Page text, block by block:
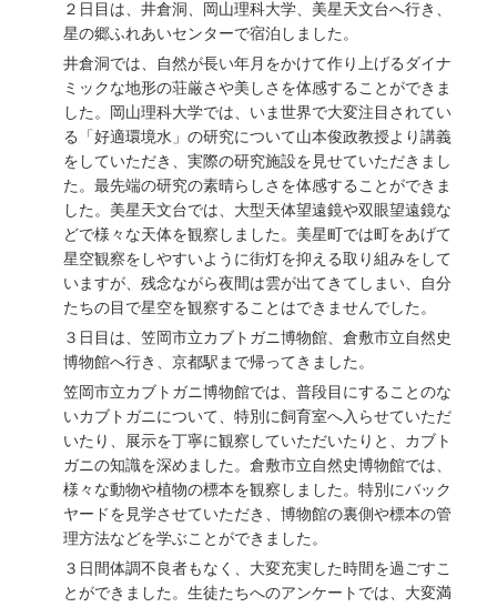
２日目は、井倉洞、岡山理科大学、美星天文台へ行き、
星の郷ふれあいセンターで宿泊しました。
井倉洞では、自然が長い年月をかけて作り上げるダイナ
ミックな地形の荘厳さや美しさを体感することができま
した。岡山理科大学では、いま世界で大変注目されてい
る「好適環境水」の研究について山本俊政教授より講義
をしていただき、実際の研究施設を見せていただきまし
た。最先端の研究の素晴らしさを体感することができま
した。美星天文台では、大型天体望遠鏡や双眼望遠鏡な
どで様々な天体を観察しました。美星町では町をあげて
星空観察をしやすいように街灯を抑える取り組みをして
いますが、残念ながら夜間は雲が出てきてしまい、自分
たちの目で星空を観察することはできませんでした。
３日目は、笠岡市立カブトガニ博物館、倉敷市立自然史
博物館へ行き、京都駅まで帰ってきました。
笠岡市立カブトガニ博物館では、普段目にすることのな
いカブトガニについて、特別に飼育室へ入らせていただ
いたり、展示を丁寧に観察していただいたりと、カブト
ガニの知識を深めました。倉敷市立自然史博物館では、
様々な動物や植物の標本を観察しました。特別にバック
ヤードを見学させていただき、博物館の裏側や標本の管
理方法などを学ぶことができました。
３日間体調不良者もなく、大変充実した時間を過ごすこ
とができました。生徒たちへのアンケートでは、大変満